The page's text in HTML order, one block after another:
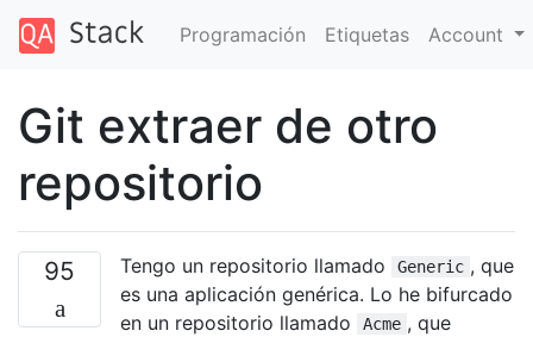
Programación Etiquetas Account
Git extraer de otro
repositorio
95 Tengo un repositorio llamado Generic , que
es una aplicación genérica. Lo he bifurcado
en un repositorio llamado
Acme , que